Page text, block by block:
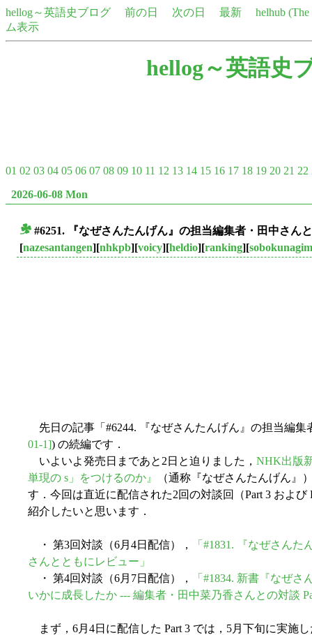
hellog～英語史ブログ 前の日 次の日 最新
helhub
ム表示
hellog～英語史
01 02 03 04 05 06 07 08 09 10 11 12 13 14 15 16 17 18 19 20 21 22
2026-06-08 Mon
#6251. 『なぜさんたんげん』の担当編集者・田中さん
[nazesantangen][nhkpb][voicy][heldio][ranking][
先日の記事「#6244. 『なぜさんたんげん』の担当編集
01-1]) の続編です．
いよいよ発売日まであと2日と迫りました， NHK出版
単現の s」をつけるのか』
（通称『なぜさんたんげん』
す．今回は直近に配信された2回の対談回（Part 3 およ
紹介したいと思います．
・ 第3回対談（6月4日配信），
「#1831. 『なぜさん
さんとともにレビュー」
・ 第4回対談（6月7日配信），
「#1834. 新書『なぜ
いかに成長したか --- 編集者・田中菜乃香さんとの対談
まず，6月4日に配信した Part 3 では，5月下旬に実施